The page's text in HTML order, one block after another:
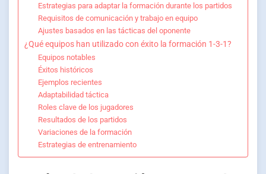
Estrategias para adaptar la formación durante los partidos
Requisitos de comunicación y trabajo en equipo
Ajustes basados en las tácticas del oponente
¿Qué equipos han utilizado con éxito la formación 1-3-1?
Equipos notables
Éxitos históricos
Ejemplos recientes
Adaptabilidad táctica
Roles clave de los jugadores
Resultados de los partidos
Variaciones de la formación
Estrategias de entrenamiento